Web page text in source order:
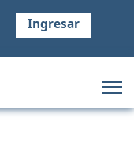
Ingresar